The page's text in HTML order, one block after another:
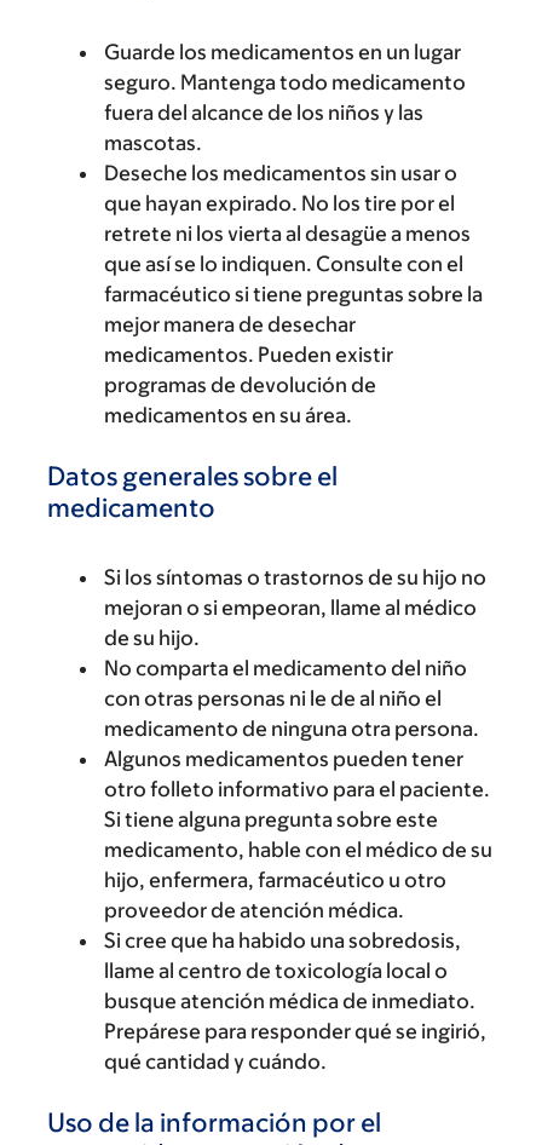
Guarde los medicamentos en un lugar
seguro. Mantenga todo medicamento
fuera del alcance de los niños y las
mascotas.
Deseche los medicamentos sin usar o
que hayan expirado. No los tire por el
retrete ni los vierta al desagüe a menos
que así se lo indiquen. Consulte con el
farmacéutico si tiene preguntas sobre la
mejor manera de desechar
medicamentos. Pueden existir
programas de devolución de
medicamentos en su área.
Datos generales sobre el
medicamento
Si los síntomas o trastornos de su hijo no
mejoran o si empeoran, llame al médico
de su hijo.
No comparta el medicamento del niño
con otras personas ni le de al niño el
medicamento de ninguna otra persona.
Algunos medicamentos pueden tener
otro folleto informativo para el paciente.
Si tiene alguna pregunta sobre este
medicamento, hable con el médico de su
hijo, enfermera, farmacéutico u otro
proveedor de atención médica.
Si cree que ha habido una sobredosis,
llame al centro de toxicología local o
busque atención médica de inmediato.
Prepárese para responder qué se ingirió,
qué cantidad y cuándo.
Uso de la información por el